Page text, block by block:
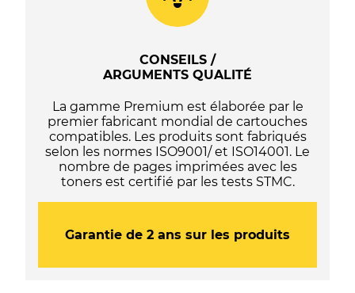
CONSEILS /
ARGUMENTS QUALITÉ
La gamme Premium est élaborée par le
premier fabricant mondial de cartouches
compatibles. Les produits sont fabriqués
selon les normes ISO9001/ et ISO14001. Le
nombre de pages imprimées avec les
toners est certifié par les tests STMC.
Garantie de 2 ans sur les produits